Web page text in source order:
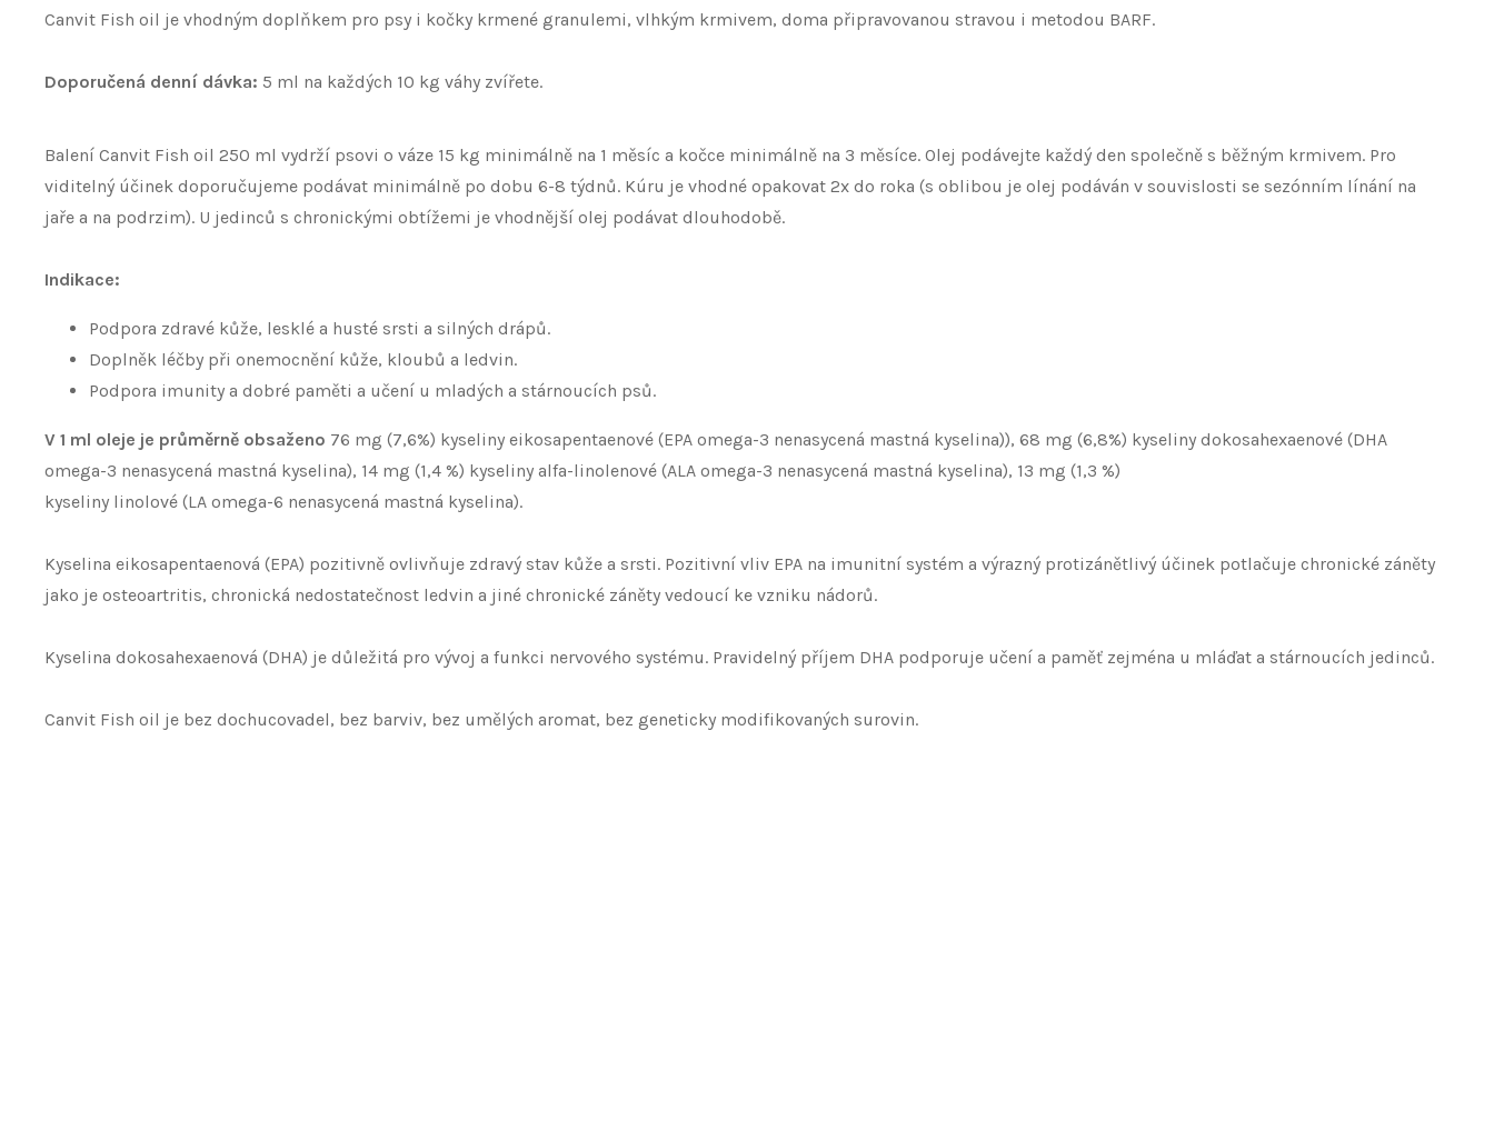
Canvit Fish oil je vhodným doplňkem pro psy i kočky krmené granulemi, vlhkým krmivem, doma připravovanou stravou i metodou BARF.
Doporučená denní dávka: 5 ml na každých 10 kg váhy zvířete.
Balení Canvit Fish oil 250 ml vydrží psovi o váze 15 kg minimálně na 1 měsíc a kočce minimálně na 3 měsíce. Olej podávejte každý den společně s běžným krmivem. Pro
viditelný účinek doporučujeme podávat minimálně po dobu 6-8 týdnů. Kúru je vhodné opakovat 2x do roka (s oblibou je olej podáván v souvislosti se sezónním línání na
jaře a na podrzim). U jedinců s chronickými obtížemi je vhodnější olej podávat dlouhodobě.
Indikace:
Podpora zdravé kůže, lesklé a husté srsti a silných drápů.
Doplněk léčby při onemocnění kůže, kloubů a ledvin.
Podpora imunity a dobré paměti a učení u mladých a stárnoucích psů.
V 1 ml oleje je průměrně obsaženo 76 mg (7,6%) kyseliny eikosapentaenové (EPA omega-3 nenasycená mastná kyselina)), 68 mg (6,8%) kyseliny dokosahexaenové (DHA
omega-3 nenasycená mastná kyselina), 14 mg (1,4 %) kyseliny alfa-linolenové (ALA omega-3 nenasycená mastná kyselina), 13 mg (1,3 %)
kyseliny linolové (LA omega-6 nenasycená mastná kyselina).
Kyselina eikosapentaenová (EPA) pozitivně ovlivňuje zdravý stav kůže a srsti. Pozitivní vliv EPA na imunitní systém a výrazný protizánětlivý účinek potlačuje chronické záněty
jako je osteoartritis, chronická nedostatečnost ledvin a jiné chronické záněty vedoucí ke vzniku nádorů.
Kyselina dokosahexaenová (DHA) je důležitá pro vývoj a funkci nervového systému. Pravidelný příjem DHA podporuje učení a paměť zejména u mláďat a stárnoucích jedinců.
Canvit Fish oil je bez dochucovadel, bez barviv, bez umělých aromat, bez geneticky modifikovaných surovin.